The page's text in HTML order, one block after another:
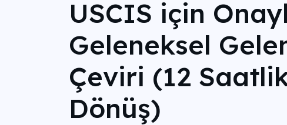
USCIS için
Geleneksel
Çeviri (12
Dönüş)